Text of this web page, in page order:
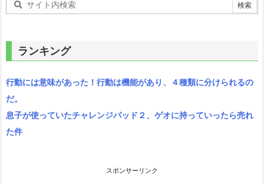
ランキング
行動には意味があった！行動は機能があり、４種類に分けられるの
だ。
息子が使っていたチャレンジパッド２、ゲオに持っていったら売れ
た件
スポンサーリンク